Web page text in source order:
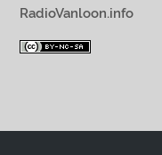
RadioVanloon.info